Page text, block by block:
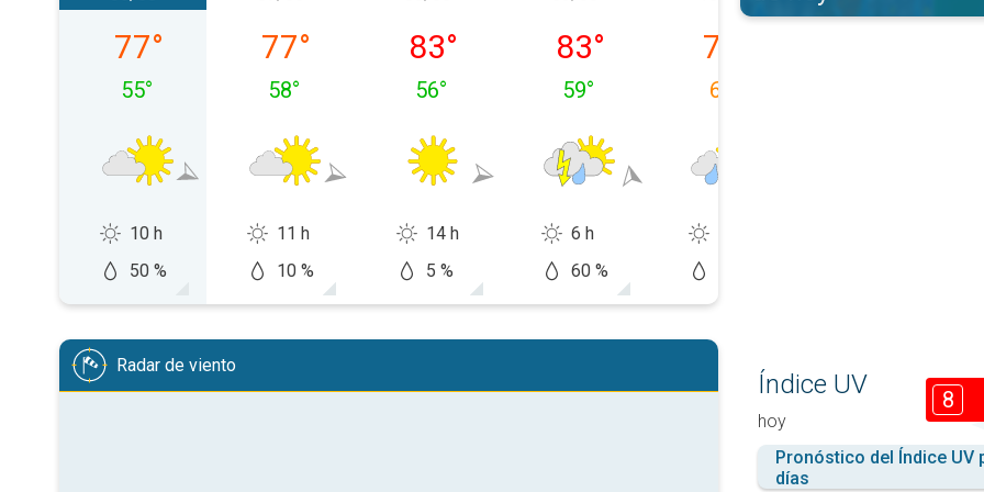
jueves, 06/08
77°
55°
10 h
50 %
viernes, 07/08
77°
58°
11 h
10 %
sábado, 08/08
83°
56°
14 h
5 %
domingo, 09/08
83°
59°
6 h
60 %
lunes, 10/08
78
60
Radar de viento
Índice UV
hoy
8
Pronóstico del Índice UV
días